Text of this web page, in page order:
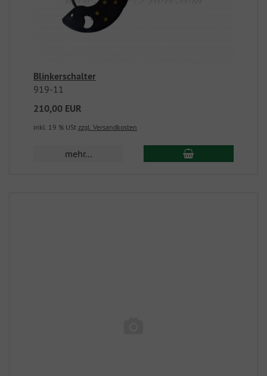
Blinkerschalter
919-11
210,00 EUR
inkl. 19 % USt zzgl. Versandkosten
mehr...